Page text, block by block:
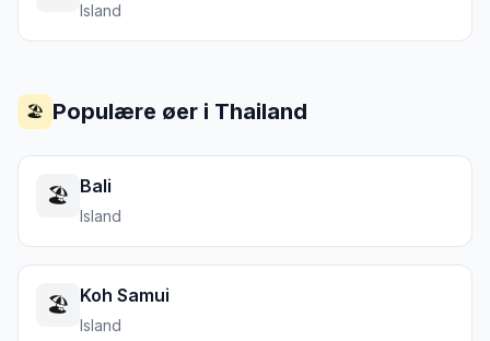
Island
🏖️ Populære øer i Thailand
🏖️ Bali
Island
🏖️ Koh Samui
Island